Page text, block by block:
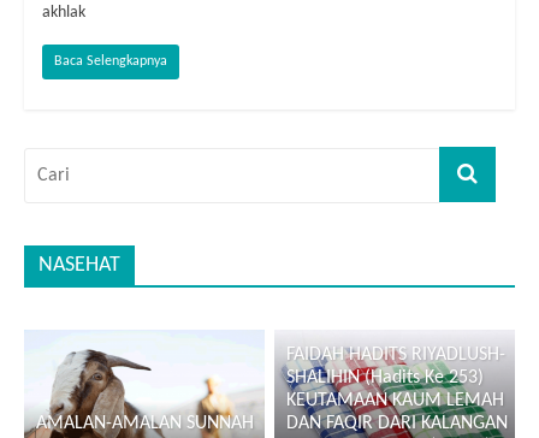
akhlak
Baca Selengkapnya
NASEHAT
AMALAN-AMALAN SUNNAH
FAIDAH HADITS RIYADLUSH-
SHALIHIN (Hadits Ke 253)
KEUTAMAAN KAUM LEMAH
DAN FAQIR DARI KALANGAN